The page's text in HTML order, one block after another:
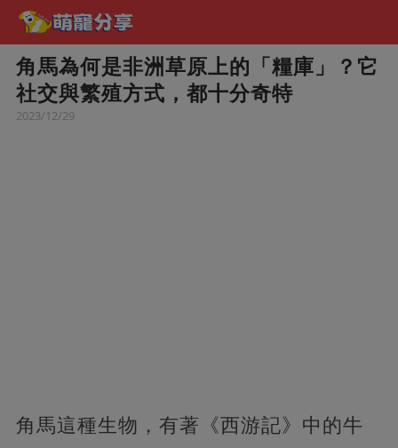
角馬為何是非洲草原上的「糧庫」？它
社交與繁殖方式，都十分奇特
2023/12/29
角馬這種生物，有著《西游記》中的牛